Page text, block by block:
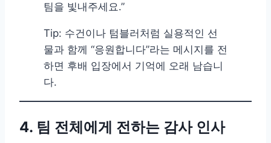
팀을 빛내주세요.”
Tip: 수건이나 텀블러처럼 실용적인 선
물과 함께 “응원합니다”라는 메시지를 전
하면 후배 입장에서 기억에 오래 남습니
다.
4. 팀 전체에게 전하는 감사 인사